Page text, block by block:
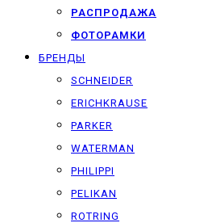
РАСПРОДАЖА
ФОТОРАМКИ
БРЕНДЫ
SCHNEIDER
ERICHKRAUSE
PARKER
WATERMAN
PHILIPPI
PELIKAN
ROTRING